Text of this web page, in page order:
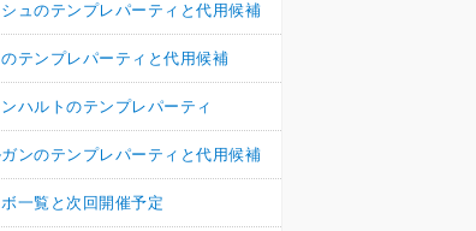
ュのテンプレパーティと代用候補
テンプレパーティと代用候補
ハルトのテンプレパーティ
ンのテンプレパーティと代用候補
一覧と次回開催予定